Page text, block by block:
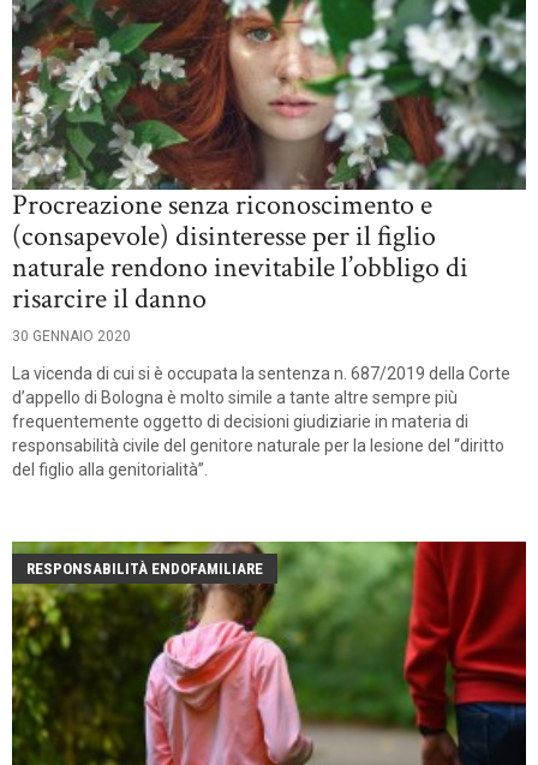
Procreazione senza riconoscimento e
(consapevole) disinteresse per il figlio
naturale rendono inevitabile l’obbligo di
risarcire il danno
30 GENNAIO 2020
La vicenda di cui si è occupata la sentenza n. 687/2019 della Corte
d’appello di Bologna è molto simile a tante altre sempre più
frequentemente oggetto di decisioni giudiziarie in materia di
responsabilità civile del genitore naturale per la lesione del “diritto
del figlio alla genitorialità”.
RESPONSABILITÀ ENDOFAMILIARE